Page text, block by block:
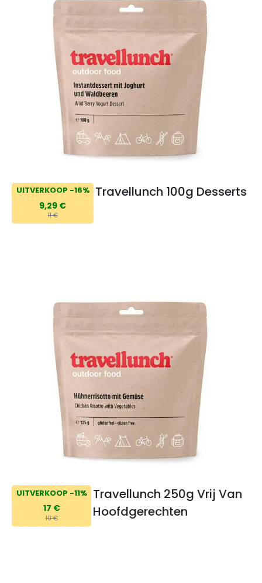
UITVERKOOP -16%
9,29 €
11 €
Travellunch 100g Desserts
UITVERKOOP -11%
17 €
19 €
Travellunch 250g Vrij Van
Hoofdgerechten